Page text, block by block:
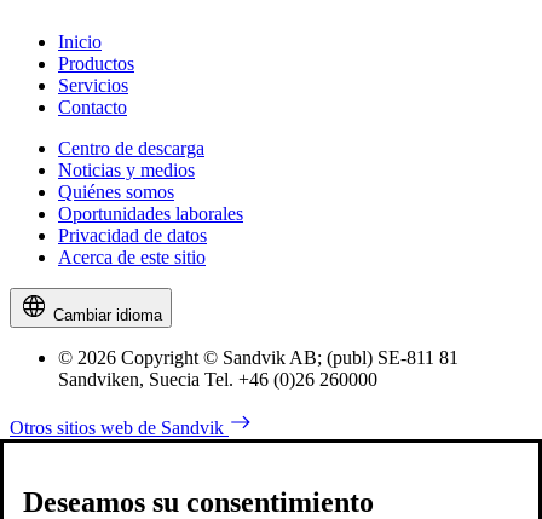
Inicio
Productos
Servicios
Contacto
Centro de descarga
Noticias y medios
Quiénes somos
Oportunidades laborales
Privacidad de datos
Acerca de este sitio
Cambiar idioma
© 2026 Copyright © Sandvik AB; (publ) SE-811 81
Sandviken, Suecia Tel. +46 (0)26 260000
Otros sitios web de Sandvik
Deseamos su consentimiento